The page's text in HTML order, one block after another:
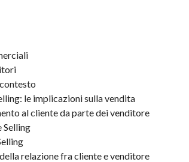
le implicazioni sulla vendita
al cliente da parte dei venditore
Selling
relazione fra cliente e venditore